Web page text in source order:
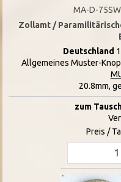
MA-D-
Zollamt /
Deutschland
Allgemeines Muster-
20.8mm,
zum
Preis /